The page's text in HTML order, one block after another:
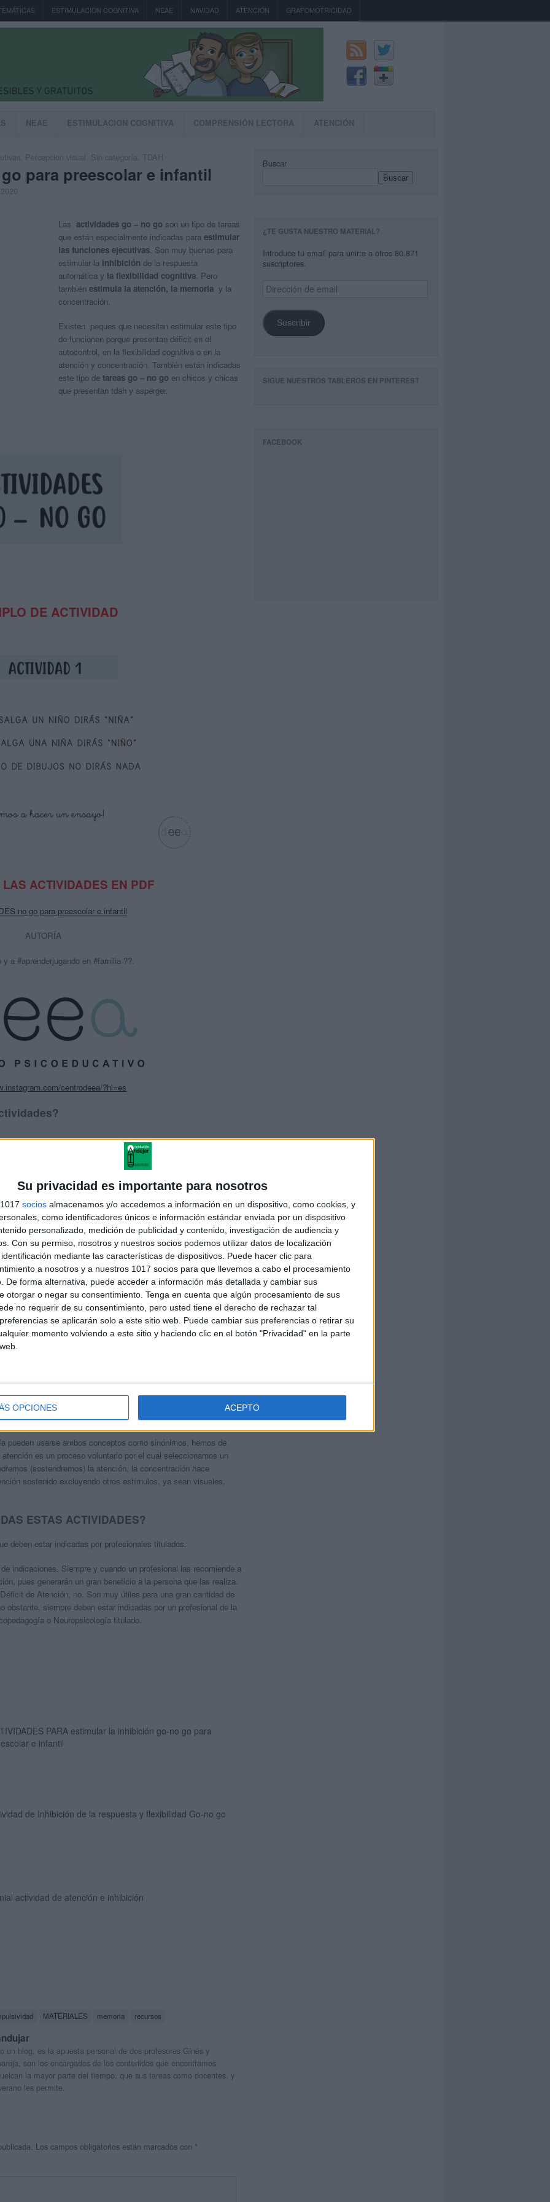
Su privacidad es importante para nosotros
socios almacenamos y/o accedemos a información en un dispositivo, como cookies, y
como identificadores únicos e información estándar enviada por un dispositivo
personalizado, medición de publicidad y contenido, investigación de audiencia y
Con su permiso, nosotros y nuestros socios podemos utilizar datos de localización
mediante las características de dispositivos. Puede hacer clic para
a nosotros y a nuestros 1017 socios para que llevemos a cabo el procesamiento
De forma alternativa, puede acceder a información más detallada y cambiar sus
otorgar o negar su consentimiento. Tenga en cuenta que algún procesamiento de sus
no requerir de su consentimiento, pero usted tiene el derecho de rechazar tal
se aplicarán solo a este sitio web. Puede cambiar sus preferencias o retirar su
momento volviendo a este sitio y haciendo clic en el botón "Privacidad" en la parte
OPCIONES ACEPTO
ESTIMULACION COGNITIVA NEAE NAVIDAD ATENCIÓN GRAFOMOTRICIDAD
NEAE ESTIMULACION COGNITIVA COMPRENSIÓN LECTORA ATENCIÓN
Percepcion visual Sin categoría TDAH
para preescolar e infantil
Las actividades go – no goson un tipo de tareas
que están especialmente indicadas para estimular
las funciones ejecutivas. Son muy buenas para
estimular la inhibición de la respuesta
automática y la flexibilidad cognitiva. Pero
también estimula la atención, la memoria y la
concentración.
Existen peques que necesitan estimular este tipo
de funcionen porque presentan déficit en el
autocontrol, en la flexibilidad cognitiva o en la
atención y concentración. También están indicadas
este tipo detareas go – no goen chicos y chicas
que presentan tdah y asperger.
DE ACTIVIDAD
ACTIVIDADES EN PDF
no go para preescolar e infantil
AUTORÍA
a #aprenderjugando en #familia ??.
centrodeea/?hl=es
a solicitar que se lleve a cabo de una de las respuestas o de
impulsivas (muy presentes en el déficit de atención) que son
y el razonamiento
lograr producir una respuesta determinada ante un estímulo en
llevar a cabo una asociación entre estímulo visual, auditivo o de
que terminamos por automatizar. Este aspecto nos permite
a la reeducación de problemas atencionales.
nuestra forma de procesar el ambiente no es igual en situaciones
que cambian de forman súbita o ante sucesos
pueden usarse ambos conceptos como sinónimos, hemos de
es un proceso voluntario por el cual seleccionamos un
(sostendremos) la atención, la concentración hace
sostenido excluyendo otros estímulos, ya sean visuales,
ESTAS ACTIVIDADES?
deben estar indicadas por profesionales titulados.
indicaciones. Siempre y cuando un profesional las recomiende a
pues generarán un gran beneficio a la persona que las realiza.
de Atención, no. Son muy útiles para una gran cantidad de
obstante, siempre deben estar indicadas por un profesional de la
o Neuropsicología titulado.
PARA estimular la inhibición go-no go para
e infantil
de Inhibición de la respuesta y flexibilidad Go-no go
actividad de atención e inhibición
MATERIALES memoria recursos
un blog, es la apuesta personal de dos profesores Ginés y
son los encargados de los contenidos que encontramos
la mayor parte del tiempo, que sus tareas como docentes, y
les permite.
Los campos obligatorios están marcados con *
Buscar
Buscar
¿TE GUSTA NUESTRO MATERIAL?
Introduce tu email para unirte a otros 80.871
suscriptores.
Dirección
de
Suscribir
SIGUE NUESTROS TABLEROS EN PINTEREST
FACEBOOK